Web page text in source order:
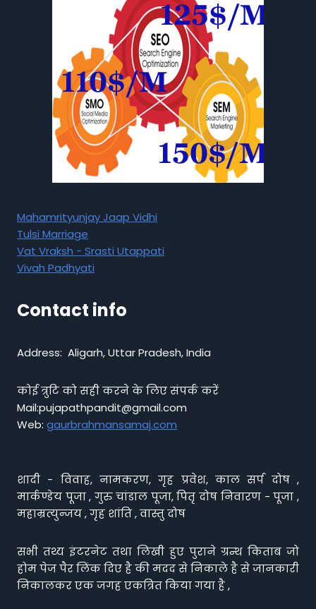
Mahamrityunjay Jaap Vidhi
Tulsi Marriage
Vat Vraksh - Srasti Utappati
Vivah Padhyati
Contact info
Address: Aligarh, Uttar Pradesh, India
कोई त्रुटि को सही करने के लिए संपर्क करें
Mail:pujapathpandit@gmail.com
Web: gaurbrahmansamaj.com
शादी - विवाह, नामकरण, गृह प्रवेश, काल सर्प दोष ,
मार्कण्डेय पूजा , गुरु चांडाल पूजा, पितृ दोष निवारण - पूजा ,
महाम्रत्युन्जय , गृह शांति , वास्तु दोष
सभी तथ्य इंटरनेट तथा लिखी हुए पुराने ग्रन्थ किताब जो
होम पेज पैर लिंक दिए है की मदद से निकाले है से जानकारी
निकालकर एक जगह एकत्रित किया गया है ,